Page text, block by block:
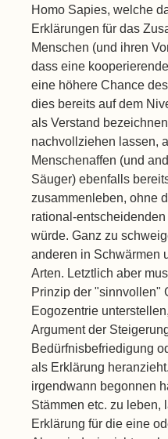
Homo Sapies, welche
Erklärungen für das
Menschen (und ihren
dass eine
eine höhere Chance
dies bereits auf dem
als Verstand
nachvollziehen lassen,
Menschenaffen (und
Säuger) ebenfalls
zusammenleben, ohne
rational-
würde. Ganz zu
anderen in Schwärmen
Arten. Letztlich aber
Prinzip der "sinnvollen"
Eogozentrie
Argument der
Bedürfnisbefriedigung
als Erklärung
irgendwann begonnen
Stämmen etc. zu leben,
Erklärung für die eine